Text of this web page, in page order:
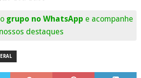
grupo no WhatsApp e acompanhe
nossos destaques